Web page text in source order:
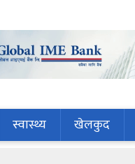
स्वास्थ्य खेलकुद